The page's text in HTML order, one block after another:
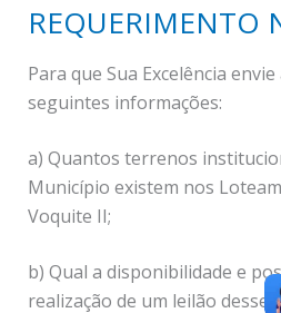
REQUERIMENTO
Para que Sua Excelência
seguintes informações:
a) Quantos terrenos
Município existem nos
Voquite II;
b) Qual a disponibilidade e
realização de um leilão